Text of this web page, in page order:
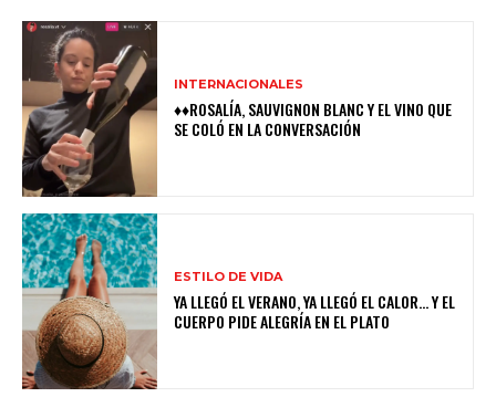
INTERNACIONALES
♦♦ROSALÍA, SAUVIGNON BLANC Y EL VINO QUE
SE COLÓ EN LA CONVERSACIÓN
ESTILO DE VIDA
YA LLEGÓ EL VERANO, YA LLEGÓ EL CALOR… Y EL
CUERPO PIDE ALEGRÍA EN EL PLATO